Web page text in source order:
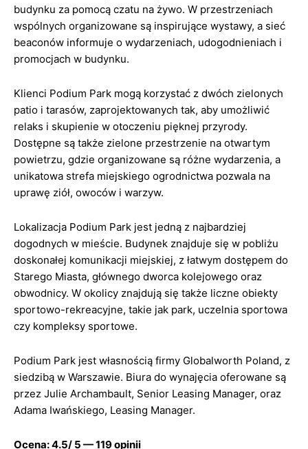
budynku za pomocą czatu na żywo. W przestrzeniach
wspólnych organizowane są inspirujące wystawy, a sieć
beaconów informuje o wydarzeniach, udogodnieniach i
promocjach w budynku.
Klienci Podium Park mogą korzystać z dwóch zielonych
patio i tarasów, zaprojektowanych tak, aby umożliwić
relaks i skupienie w otoczeniu pięknej przyrody.
Dostępne są także zielone przestrzenie na otwartym
powietrzu, gdzie organizowane są różne wydarzenia, a
unikatowa strefa miejskiego ogrodnictwa pozwala na
uprawę ziół, owoców i warzyw.
Lokalizacja Podium Park jest jedną z najbardziej
dogodnych w mieście. Budynek znajduje się w pobliżu
doskonałej komunikacji miejskiej, z łatwym dostępem do
Starego Miasta, głównego dworca kolejowego oraz
obwodnicy. W okolicy znajdują się także liczne obiekty
sportowo-rekreacyjne, takie jak park, uczelnia sportowa
czy kompleksy sportowe.
Podium Park jest własnością firmy Globalworth Poland, z
siedzibą w Warszawie. Biura do wynajęcia oferowane są
przez Julie Archambault, Senior Leasing Manager, oraz
Adama Iwańskiego, Leasing Manager.
Ocena: 4.5/ 5 — 119 opinii